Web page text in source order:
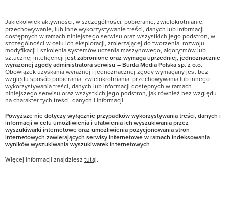
Jakiekolwiek aktywności, w szczególności: pobieranie, zwielokrotnianie,
przechowywanie, lub inne wykorzystywanie treści, danych lub informacji
dostępnych w ramach niniejszego serwisu oraz wszystkich jego podstron, w
szczególności w celu ich eksploracji, zmierzającej do tworzenia, rozwoju,
modyfikacji i szkolenia systemów uczenia maszynowego, algorytmów lub
sztucznej inteligencji jest zabronione oraz wymaga uprzedniej, jednoznacznie
wyrażonej zgody administratora serwisu – Burda Media Polska sp. z o.o.
Obowiązek uzyskania wyraźnej i jednoznacznej zgody wymagany jest bez
względu sposób pobierania, zwielokrotniania, przechowywania lub innego
wykorzystywania treści, danych lub informacji dostępnych w ramach
niniejszego serwisu oraz wszystkich jego podstron, jak również bez względu
na charakter tych treści, danych i informacji.
Powyższe nie dotyczy wyłącznie przypadków wykorzystywania treści, danych i
informacji w celu umożliwienia i ułatwienia ich wyszukiwania przez
wyszukiwarki internetowe oraz umożliwienia pozycjonowania stron
internetowych zawierających serwisy internetowe w ramach indeksowania
wyników wyszukiwania wyszukiwarek internetowych
Więcej informacji znajdziesz tutaj.